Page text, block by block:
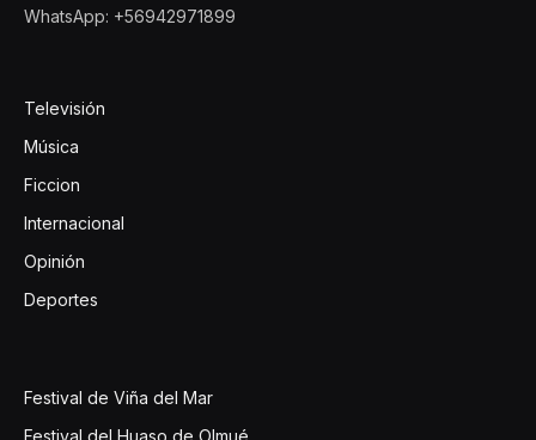
WhatsApp: +56942971899
Televisión
Música
Ficcion
Internacional
Opinión
Deportes
Festival de Viña del Mar
Festival del Huaso de Olmué